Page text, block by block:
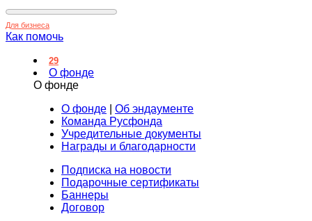
Для бизнеса
Как помочь
29
О фонде
О фонде
О фонде
Об эндаументе
Команда Русфонда
Учредительные документы
Награды и благодарности
Подписка на новости
Подарочные сертификаты
Баннеры
Договор